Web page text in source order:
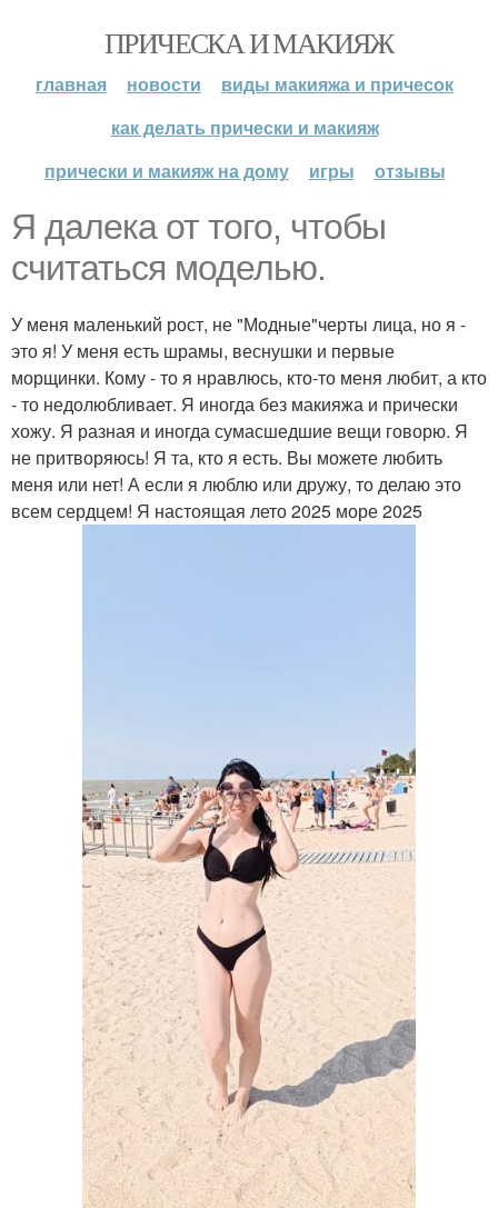
ПРИЧЕСКА И МАКИЯЖ
главная новости
виды макияжа и причесок
как делать прически и макияж
прически и макияж на дому
игры отзывы
Я далека от того, чтобы
считаться моделью.
У меня маленький рост, не "Модные"черты лица, но я -
это я! У меня есть шрамы, веснушки и первые
морщинки. Кому - то я нравлюсь, кто-то меня любит, а кто
- то недолюбливает. Я иногда без макияжа и прически
хожу. Я разная и иногда сумасшедшие вещи говорю. Я
не притворяюсь! Я та, кто я есть. Вы можете любить
меня или нет! А если я люблю или дружу, то делаю это
всем сердцем! Я настоящая лето 2025 море 2025